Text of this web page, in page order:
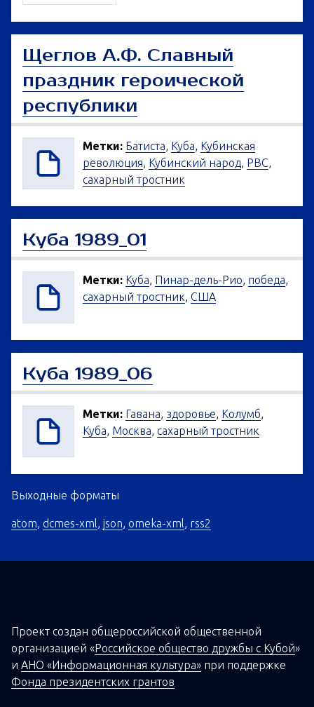
Щеглов А.Ф. Славный
праздник героической
республики
Метки: Батиста, Куба, Кубинская
революция, Кубинский народ, РВС,
сахарный тростник
Куба 1989_01
Метки: Куба, Пинар-дель-Рио, победа,
сахарный тростник, США
Куба 1989_06
Метки: Гавана, здоровье, Колумб,
Куба, Москва, сахарный тростник
Выходные форматы
atom, dcmes-xml, json, omeka-xml, rss2
Проект создан общероссийской общественной
организацией «Российское общество дружбы с Кубой»
и АНО «Информационная культура» при поддержке
Фонда президентских грантов